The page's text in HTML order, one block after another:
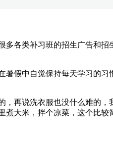
各类补习班的招生广告和招
假中自觉保持每天学习的习
再说洗衣服也没什么难的，
大米，拌个凉菜，这个比较